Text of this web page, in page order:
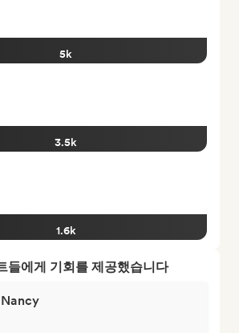
5k
3.5k
1.6k
들에게 기회를 제공했습니다